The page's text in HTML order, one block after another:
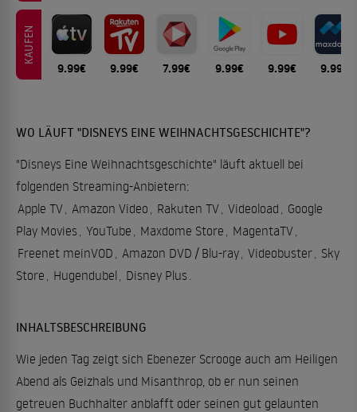
KAUFEN
9.99€ 9.99€ 7.99€ 9.99€ 9.99€ 9.99€
WO LÄUFT "DISNEYS EINE WEIHNACHTSGESCHICHTE"?
"Disneys Eine Weihnachtsgeschichte" läuft aktuell bei
folgenden Streaming-Anbietern:
Apple TV Amazon Video Rakuten TV Videoload
Google
Play Movies YouTube Maxdome Store MagentaTV
Freenet meinVOD
Amazon DVD / Blu-ray Videobuster Sky
Store
Hugendubel Disney Plus
INHALTSBESCHREIBUNG
Wie jeden Tag zeigt sich Ebenezer Scrooge auch am Heiligen
Abend als Geizhals und Misanthrop, ob er nun seinen
getreuen Buchhalter anblafft oder seinen gut gelaunten